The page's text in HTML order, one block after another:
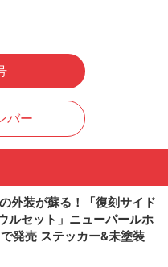
バー
外装が蘇る！「復刻サイド
ルセット」ニューパールホ
発売 ステッカー&未塗装